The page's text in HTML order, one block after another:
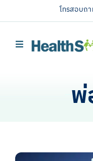
to
โทรสอบ
Toggle
บริการของเราพ่